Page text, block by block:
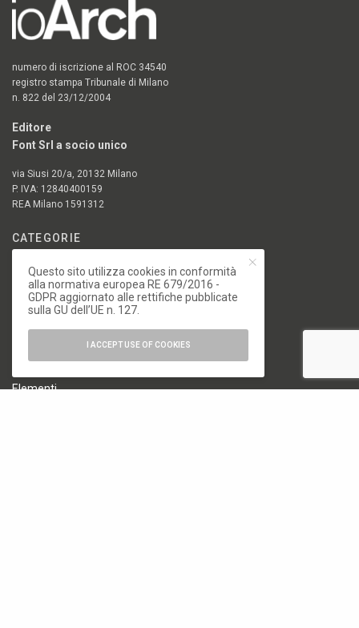
numero di iscrizione al ROC 34540
registro stampa Tribunale di Milano
n. 822 del 23/12/2004
Editore
Font Srl a socio unico
via Siusi 20/a, 20132 Milano
P. IVA: 12840400159
REA Milano 1591312
CATEGORIE
18. Biennale di Architettura di Venezia
19. Biennale di Architettura di Venezia
Architettura
Arte e Fotografia
Elementi
Questo sito utilizza cookies in conformità
alla normativa europea RE 679/2016 -
GDPR aggiornato alle rettifiche pubblicate
sulla GU dell’UE n. 127.
I ACCEPT USE OF COOKIES